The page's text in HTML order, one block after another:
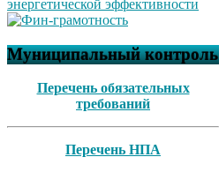
Муниципальный контроль
Перечень обязательных
требований
Перечень НПА